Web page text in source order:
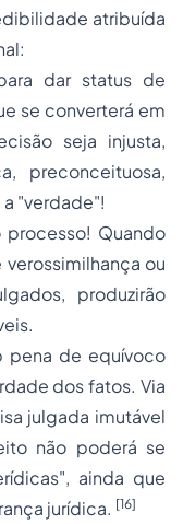
atribuída
dar status de
se converterá em
seja injusta,
preconceituosa,
"verdade"!
Quando
ou
produzirão
pena de equívoco
dos fatos. Via
julgada imutável
não poderá se
ainda que
jurídica. [16]